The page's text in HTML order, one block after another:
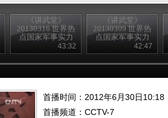
《讲武堂》
20130316 世界热
点国家军事实力
扫描之二 躁动的
日本军力
43:32
《讲武堂》
20130309 世界热
点国家军事实力
扫描之一潜在的
韩国军力
42:47
首播时间：2012年6月30日10:18
首播频道： CCTV-7